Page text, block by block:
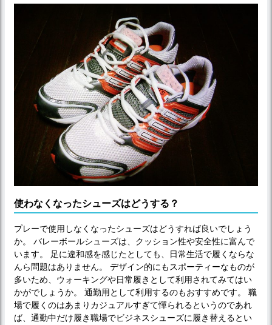
使わなくなったシューズはどうする？
プレーで使用しなくなったシューズはどうすれば良いでしょう
か。 バレーボールシューズは、クッション性や安全性に富んで
います。 足に違和感を感じたとしても、日常生活で履くならな
んら問題はありません。 デザイン的にもスポーティーなものが
多いため、ウォーキングや日常履きとして利用されてみてはい
かがでしょうか。 通勤用として利用するのもおすすめです。 職
場で履くのはあまりカジュアルすぎて憚られるというのであれ
ば、通勤中だけ履き職場でビジネスシューズに履き替えるとい